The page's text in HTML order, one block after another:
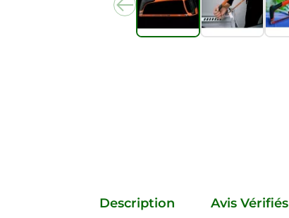
Description Avis Vérifiés